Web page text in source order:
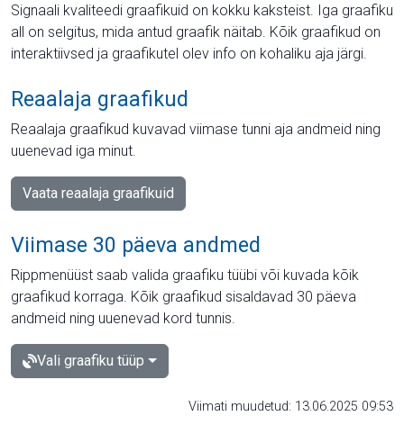
Signaali kvaliteedi graafikuid on kokku kaksteist. Iga graafiku
all on selgitus, mida antud graafik näitab. Kõik graafikud on
interaktiivsed ja graafikutel olev info on kohaliku aja järgi.
Reaalaja graafikud
Reaalaja graafikud kuvavad viimase tunni aja andmeid ning
uuenevad iga minut.
Vaata reaalaja graafikuid
Viimase 30 päeva andmed
Rippmenüüst saab valida graafiku tüübi või kuvada kõik
graafikud korraga. Kõik graafikud sisaldavad 30 päeva
andmeid ning uuenevad kord tunnis.
Vali graafiku tüüp
Viimati muudetud: 13.06.2025 09:53